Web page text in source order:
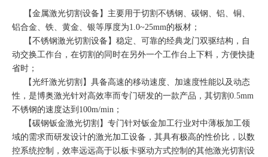
【金属激光切割设备 】主要用于切割不锈钢、碳钢、铝、铜、
铝合金、铁、黄金、银等厚度为1.0~25mm的板材；
【不锈钢激光切割设备 】稳定、可靠的经典龙门双驱结构，自
动交换工作台，在切割的同时在另外一个工作台上下料，方便快捷
省时；
【光纤激光切割 】具备高速的移动速度、加速度性能以及动态
性，是博奥激光针对高效率而专门研发的一款产品，其切割0.5mm
不锈钢的速度达到100m/min；
【碳钢钣金激光切割 】专门针对钣金加工行业对中薄板加工领
域的需求而研发设计的激光加工设备，其具有极高的性价比，以数
控系统控制，效率远远高于以板卡驱动方式控制的其他激光切割设